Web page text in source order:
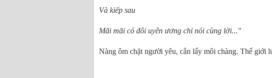
Và kiếp sau
Mãi mãi có đôi uyên ương chỉ nói cùng lời..."
Nàng ôm chặt người yêu, cắn lấy môi chàng. Thế giới